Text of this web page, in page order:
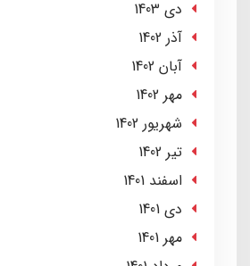
دی 1403
آذر 1402
آبان 1402
مهر 1402
شهریور 1402
تير 1402
اسفند 1401
دی 1401
مهر 1401